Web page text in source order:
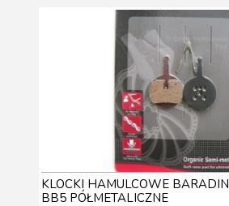
KLOCKI HAMULCOWE
BB5 PÓŁMETALICZNE